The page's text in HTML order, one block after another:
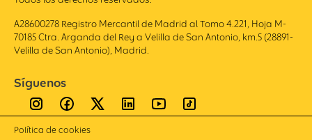
A28600278 Registro Mercantil de Madrid al Tomo 4.221, Hoja M-
70185 Ctra. Arganda del Rey a Velilla de San Antonio, km.5 (28891-
Velilla de San Antonio), Madrid.
Síguenos
Política de cookies